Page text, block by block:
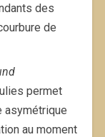
des
de
permet
asymétrique
au moment